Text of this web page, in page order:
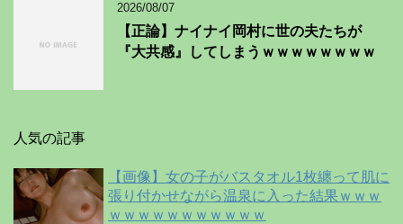
2026/08/07
【正論】ナイナイ岡村に世の夫たちが
『大共感』してしまうｗｗｗｗｗｗｗｗ
人気の記事
【画像】女の子がバスタオル1枚纏って肌に
張り付かせながら温泉に入った結果ｗｗｗ
ｗｗｗｗｗｗｗｗｗｗｗ